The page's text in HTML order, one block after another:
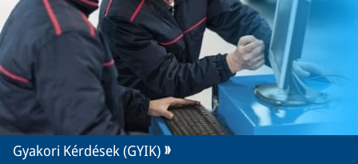
Gyakori Kérdések (GYIK)